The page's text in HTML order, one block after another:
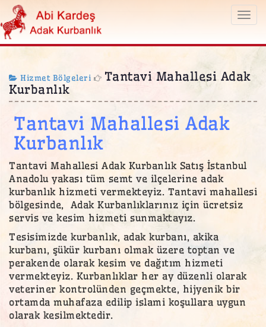
Hizmet Bölgeleri
Tantavi Mahallesi Adak
Kurbanlık
Tantavi Mahallesi Adak
Kurbanlık
Tantavi Mahallesi Adak Kurbanlık Satış İstanbul
Anadolu yakası tüm semt ve ilçelerine adak
kurbanlık hizmeti vermekteyiz. Tantavi mahallesi
bölgesinde, Adak Kurbanlıklarınız için ücretsiz
servis ve kesim hizmeti sunmaktayız.
Tesisimizde kurbanlık, adak kurbanı, akika
kurbanı, şükür kurbanı olmak üzere toptan ve
perakende olarak kesim ve dağıtım hizmeti
vermekteyiz. Kurbanlıklar her ay düzenli olarak
veteriner kontrolünden geçmekte, hijyenik bir
ortamda muhafaza edilip islami koşullara uygun
olarak kesilmektedir.